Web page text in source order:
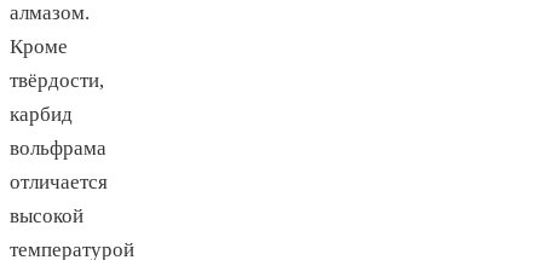
алмазом.
Кроме
твёрдости,
карбид
вольфрама
отличается
высокой
температурой